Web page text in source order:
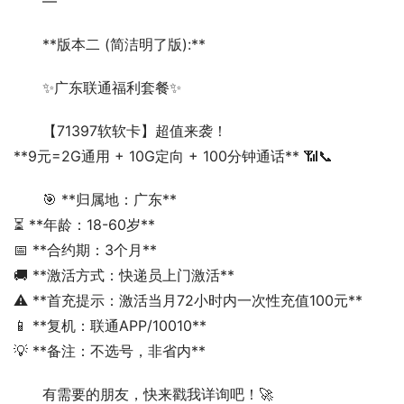
**版本二 (简洁明了版):**
✨广东联通福利套餐✨
【71397软软卡】超值来袭！
**9元=2G通用 + 10G定向 + 100分钟通话** 📶📞
🎯 **归属地：广东**
⏳ **年龄：18-60岁**
📅 **合约期：3个月**
🚚 **激活方式：快递员上门激活**
⚠️ **首充提示：激活当月72小时内一次性充值100元**
📱 **复机：联通APP/10010**
💡 **备注：不选号，非省内**
有需要的朋友，快来戳我详询吧！🚀